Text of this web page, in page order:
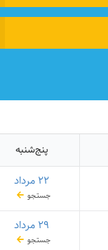
پنج‌شنبه
۲۲ مرداد
جستجو
۲۹ مرداد
جستجو